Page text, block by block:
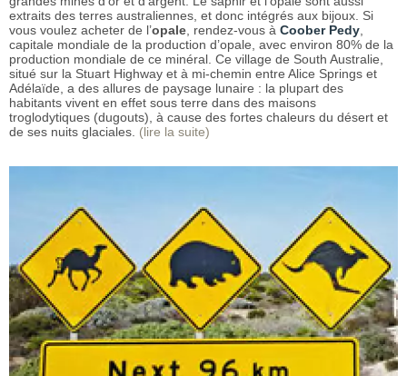
extraits des terres australiennes, et donc intégrés aux bijoux. Si
vous voulez acheter de l’opale , rendez-vous à Coober Pedy
capitale mondiale de la production d’opale, avec environ 80% de la
production mondiale de ce minéral. Ce village de South Australie,
situé sur la Stuart Highway et à mi-chemin entre Alice Springs et
Adélaïde, a des allures de paysage lunaire : la plupart des
habitants vivent en effet sous terre dans des maisons
troglodytiques (dugouts), à cause des fortes chaleurs du désert et
de ses nuits glaciales. (lire la suite)